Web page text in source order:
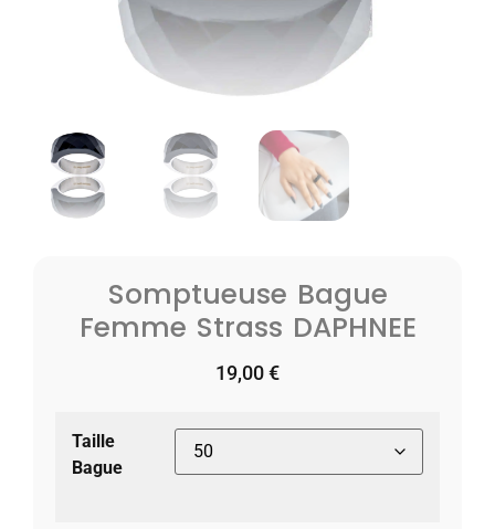
Somptueuse Bague
Femme Strass DAPHNEE
19,00€
Taille
Bague